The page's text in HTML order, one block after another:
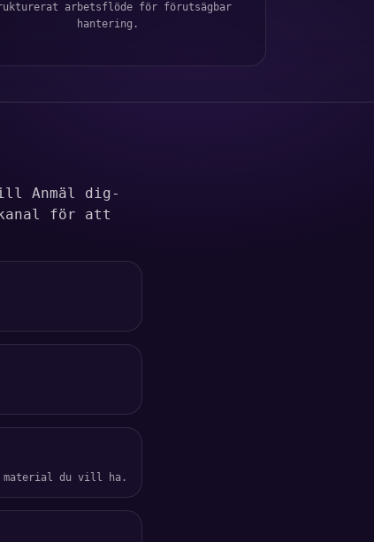
arbetsflöde för förutsägbar
hantering.
Anmäl dig-
kanal för att
material du vill ha.